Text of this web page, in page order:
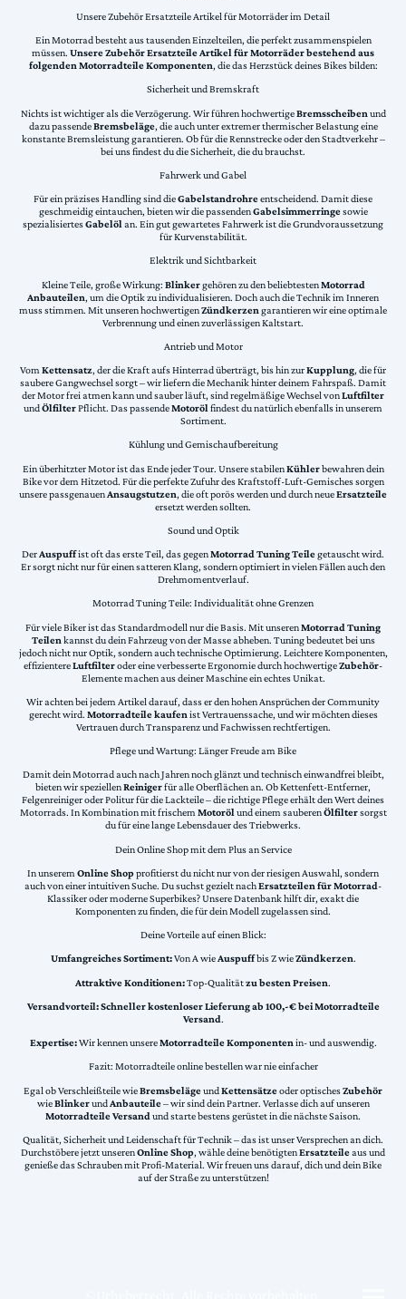
Unsere Zubehör Ersatzteile Artikel für Motorräder im Detail
Ein Motorrad besteht aus tausenden Einzelteilen, die perfekt zusammenspielen
müssen. Unsere Zubehör Ersatzteile Artikel für Motorräder bestehend aus
folgenden Motorradteile Komponenten, die das Herzstück deines Bikes bilden:
Sicherheit und Bremskraft
Nichts ist wichtiger als die Verzögerung. Wir führen hochwertigeBremsscheiben und
dazu passendeBremsbeläge, die auch unter extremer thermischer Belastung eine
konstante Bremsleistung garantieren. Ob für die Rennstrecke oder den Stadtverkehr –
bei uns findest du die Sicherheit, die du brauchst.
Fahrwerk und Gabel
Für ein präzises Handling sind dieGabelstandrohreentscheidend. Damit diese
geschmeidig eintauchen, bieten wir die passendenGabelsimmerringesowie
spezialisiertesGabelölan. Ein gut gewartetes Fahrwerk ist die Grundvoraussetzung
für Kurvenstabilität.
Elektrik und Sichtbarkeit
Kleine Teile, große Wirkung: Blinkergehören zu den beliebtestenMotorrad
Anbauteilen, um die Optik zu individualisieren. Doch auch die Technik im Inneren
muss stimmen. Mit unseren hochwertigenZündkerzen garantieren wir eine optimale
Verbrennung und einen zuverlässigen Kaltstart.
Antrieb und Motor
VomKettensatz, der die Kraft aufs Hinterrad überträgt, bis hin zurKupplung, die für
saubere Gangwechsel sorgt – wir liefern die Mechanik hinter deinem Fahrspaß. Damit
der Motor frei atmen kann und sauber läuft, sind regelmäßige Wechsel vonLuftfilter
undÖlfilterPflicht. Das passendeMotorölfindest du natürlich ebenfalls in unserem
Sortiment.
Kühlung und Gemischaufbereitung
Ein überhitzter Motor ist das Ende jeder Tour. Unsere stabilenKühlerbewahren dein
Bike vor dem Hitzetod. Für die perfekte Zufuhr des Kraftstoff-Luft-Gemisches sorgen
unsere passgenauenAnsaugstutzen, die oft porös werden und durch neueErsatzteile
ersetzt werden sollten.
Sound und Optik
DerAuspuffist oft das erste Teil, das gegenMotorrad Tuning Teilegetauscht wird.
Er sorgt nicht nur für einen satteren Klang, sondern optimiert in vielen Fällen auch den
Drehmomentverlauf.
Motorrad Tuning Teile: Individualität ohne Grenzen
Für viele Biker ist das Standardmodell nur die Basis. Mit unserenMotorrad Tuning
Teilen kannst du dein Fahrzeug von der Masse abheben. Tuning bedeutet bei uns
jedoch nicht nur Optik, sondern auch technische Optimierung. Leichtere Komponenten,
effizientereLuftfilteroder eine verbesserte Ergonomie durch hochwertigeZubehör-
Elemente machen aus deiner Maschine ein echtes Unikat.
Wir achten bei jedem Artikel darauf, dass er den hohen Ansprüchen der Community
gerecht wird. Motorradteile kaufen ist Vertrauenssache, und wir möchten dieses
Vertrauen durch Transparenz und Fachwissen rechtfertigen.
Pflege und Wartung: Länger Freude am Bike
Damit dein Motorrad auch nach Jahren noch glänzt und technisch einwandfrei bleibt,
bieten wir speziellenReinigerfür alle Oberflächen an. Ob Kettenfett-Entferner,
Felgenreiniger oder Politur für die Lackteile – die richtige Pflege erhält den Wert deines
Motorrads. In Kombination mit frischemMotorölund einem sauberenÖlfiltersorgst
du für eine lange Lebensdauer des Triebwerks.
Dein Online Shop mit dem Plus an Service
In unserem Online Shopprofitierst du nicht nur von der riesigen Auswahl, sondern
auch von einer intuitiven Suche. Du suchst gezielt nachErsatzteilen für Motorrad-
Klassiker oder moderne Superbikes? Unsere Datenbank hilft dir, exakt die
Komponenten zu finden, die für dein Modell zugelassen sind.
Deine Vorteile auf einen Blick:
Umfangreiches Sortiment:Von A wieAuspuffbis Z wieZündkerzen.
Attraktive Konditionen:Top-Qualitätzu besten Preisen.
Versandvorteil:Schneller kostenloser Lieferung ab 100,-€ bei Motorradteile
Versand.
Expertise:Wir kennen unsereMotorradteile Komponentenin- und auswendig.
Fazit: Motorradteile online bestellen war nie einfacher
Egal ob Verschleißteile wieBremsbelägeundKettensätzeoder optischesZubehör
wieBlinkerundAnbauteile– wir sind dein Partner. Verlasse dich auf unseren
Motorradteile Versand und starte bestens gerüstet in die nächste Saison.
Qualität, Sicherheit und Leidenschaft für Technik – das ist unser Versprechen an dich.
Durchstöbere jetzt unserenOnline Shop, wähle deine benötigtenErsatzteileaus und
genieße das Schrauben mit Profi-Material. Wir freuen uns darauf, dich und dein Bike
auf der Straße zu unterstützen!